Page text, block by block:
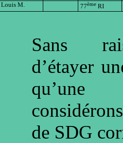
Louis M. 77ème RI
Sans
d’étayer
de SDG